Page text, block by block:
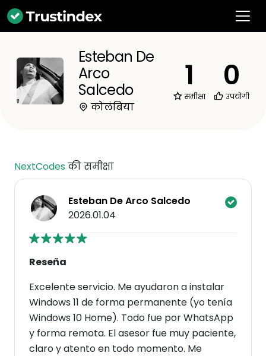
Esteban De
Arco
Salcedo
कोलंबिया
1
समीक्षा
0
उपयोगी
NextCodesकी समीक्षा
Esteban De Arco Salcedo
2026.01.04
Reseña
Excelente servicio. Me ayudaron a instalar
Windows 11 de forma permanente (yo tenía
Windows 10 Home). Todo fue por WhatsApp
y forma remota. El asesor fue muy paciente,
claro y atento en todo momento. Me